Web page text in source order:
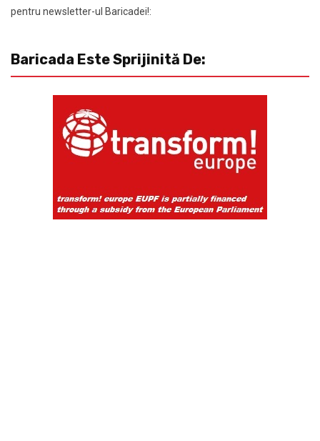
pentru newsletter-ul Baricadei!:
Baricada Este Sprijinită De: